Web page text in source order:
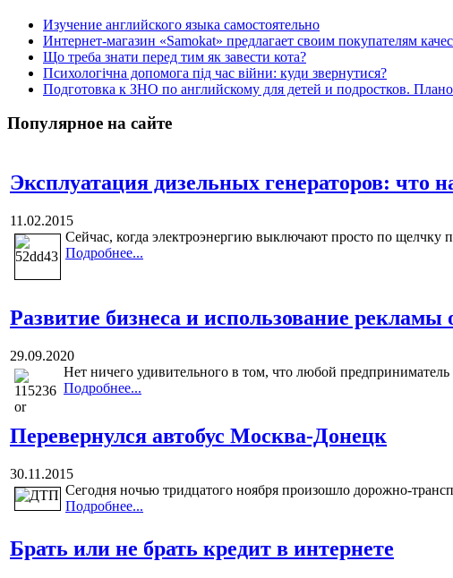
Изучение английского языка самостоятельно
Интернет-магазин «Samokat» предлагает своим покупателям
Що треба знати перед тим як завести кота?
Психологічна допомога під час війни: куди звернутися?
Подготовка к ЗНО по английскому для детей и подростков.
Популярное на сайте
Эксплуатация дизельных генераторов: что
11.02.2015
Сейчас, когда электроэнергию выключают просто по щелчку
Подробнее...
Развитие бизнеса и использование
29.09.2020
Нет ничего удивительного в том, что любой предприниматель
Подробнее...
Перевернулся автобус Москва-Донецк
30.11.2015
Сегодня ночью тридцатого ноября произошло дорожно-
Подробнее...
Брать или не брать кредит в интернете